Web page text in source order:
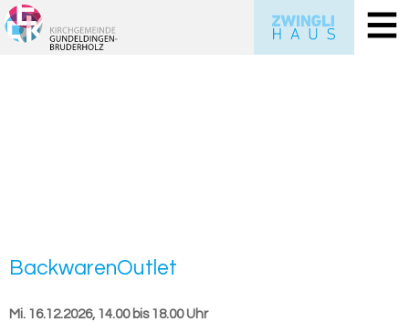
Back­wa­re­nOut­let
Mi. 16.12.2026, 14.00 bis 18.00 Uhr